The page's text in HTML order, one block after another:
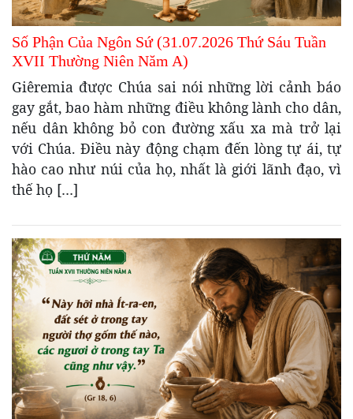
Số Phận Của Ngôn Sứ (31.07.2026 Thứ Sáu Tuần
XVII Thường Niên Năm A)
Giêremia được Chúa sai nói những lời cảnh báo
gay gắt, bao hàm những điều không lành cho dân,
nếu dân không bỏ con đường xấu xa mà trở lại
với Chúa. Điều này động chạm đến lòng tự ái, tự
hào cao như núi của họ, nhất là giới lãnh đạo, vì
thế họ […]